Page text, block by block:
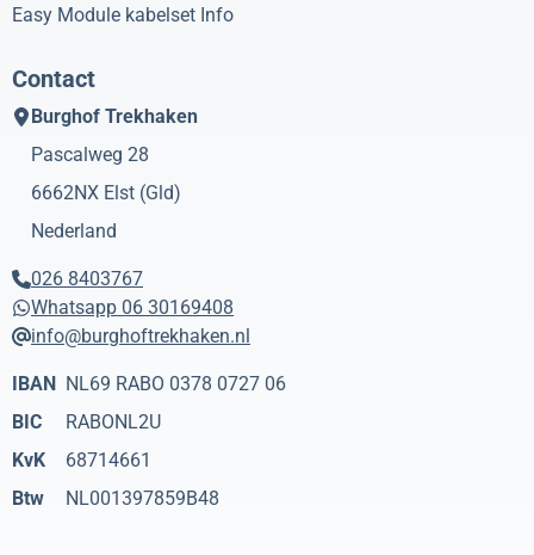
Easy Module kabelset Info
Contact
Burghof Trekhaken
Pascalweg 28
6662NX Elst (Gld)
Nederland
026 8403767
Whatsapp 06 30169408
info@burghoftrekhaken.nl
IBAN
NL69 RABO 0378 0727 06
BIC
RABONL2U
KvK
68714661
Btw
NL001397859B48